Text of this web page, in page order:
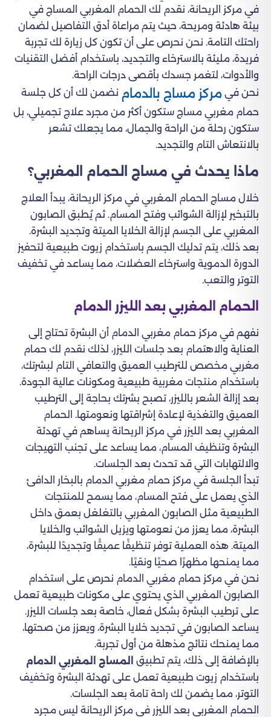
في مركز الريحانة، نقدم لك الحمام المغربي المساج في
بيئة هادئة ومريحة، حيث يتم مراعاة أدق التفاصيل لضمان
راحتك التامة. نحن نحرص على أن تكون كل زيارة لك تجربة
فريدة، مليئة بالاسترخاء والتجديد، باستخدام أفضل التقنيات
والأدوات، لتغمر جسدك بأقصى درجات الراحة.
نحن في مركز مساج بالدمام نضمن لك أن كل جلسة
حمام مغربي مساج ستكون أكثر من مجرد علاج تجميلي، بل
ستكون رحلة من الراحة والجمال، مما يجعلك تشعر
بالانتعاش التام والتجديد.
ماذا يحدث في مساج الحمام المغربي؟
خلال مساج الحمام المغربي في مركز الريحانة، يبدأ العلاج
بالتبخير لإزالة الشوائب وفتح المسام. ثم يُطبق الصابون
المغربي على الجسم لإزالة الخلايا الميتة وتجديد البشرة.
بعد ذلك، يتم تدليك الجسم باستخدام زيوت طبيعية لتحفيز
الدورة الدموية واسترخاء العضلات، مما يساعد في تخفيف
التوتر والتعب.
الحمام المغربي بعد الليزر الدمام
نفهم في مركز حمام مغربي الدمام أن البشرة تحتاج إلى
العناية والاهتمام بعد جلسات الليزر، لذلك نقدم لك حمام
مغربي مخصص للترطيب العميق والتعافي التام لبشرتك،
باستخدام منتجات مغربية طبيعية ومكونات عالية الجودة.
بعد إزالة الشعر بالليزر، تصبح بشرتك بحاجة إلى الترطيب
العميق والتغذية لإعادة إشراقتها ونعومتها. الحمام
المغربي بعد الليزر في مركز الريحانة يساهم في تهدئة
البشرة وتنظيف المسام، مما يساعد على تجنب التهيجات
والالتهابات التي قد تحدث بعد الجلسات.
تبدأ الجلسة في مركز حمام مغربي الدمام بالبخار الدافئ
الذي يعمل على فتح المسام، مما يسمح للمنتجات
الطبيعية مثل الصابون المغربي بالتغلغل بعمق داخل
البشرة، مما يعزز من نعومتها ويزيل الشوائب والخلايا
الميتة. هذه العملية توفر تنظيفًا عميقًا وتجديدًا للبشرة،
مما يمنحها مظهرًا صحيًا ونقيًا.
نحن في مركز حمام مغربي الدمام نحرص على استخدام
الصابون المغربي الذي يحتوي على مكونات طبيعية تعمل
على ترطيب البشرة بشكل فعال، خاصة بعد جلسات الليزر.
يساعد الصابون في تجديد خلايا البشرة، ويعزز من صحتها،
مما يمنحك نتائج مذهلة من أول تجربة.
بالإضافة إلى ذلك، يتم تطبيق
المساج المغربي الدمام
باستخدام زيوت طبيعية تعمل على تهدئة البشرة وتخفيف
التوتر، مما يضمن لك راحة تامة بعد الجلسات.
الحمام المغربي بعد الليزر في مركز الريحانة ليس مجرد